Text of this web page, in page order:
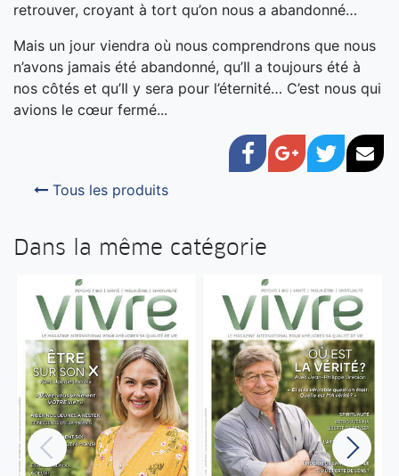
retrouver, croyant à tort qu’on nous a abandonné…
Mais un jour viendra où nous comprendrons que nous
n’avons jamais été abandonné, qu’Il a toujours été à
nos côtés et qu’Il y sera pour l’éternité… C’est nous qui
avions le cœur fermé...
Facebook
Google+
Twitter
Tous les produits
Dans la même catégorie